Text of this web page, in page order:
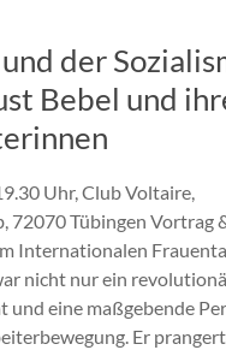
der
Bebel und
Uhr, Club Voltaire,
72070 Tübingen Vortrag
Internationalen
nicht nur ein
und eine maßgebende
Er